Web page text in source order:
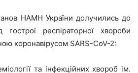
НАМН України долучились до
гострої респіраторної хвороби
коронавірусом SARS-CoV-2:
та інфекційних хвороб ім.